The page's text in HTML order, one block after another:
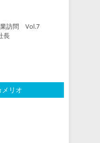
業訪問 Vol.7
長
リオ